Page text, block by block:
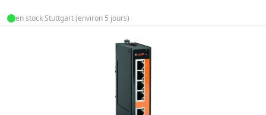
en stock Stuttgart (environ 5 jours)